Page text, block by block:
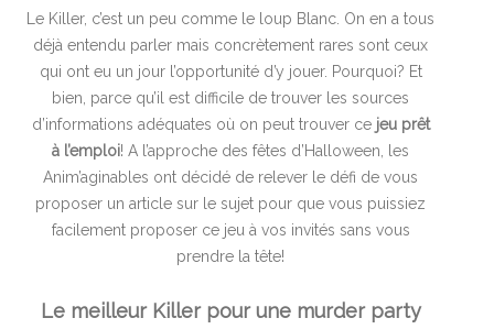
Le Killer, c’est un peu comme le loup Blanc. On en a tous
déjà entendu parler mais concrètement rares sont ceux
qui ont eu un jour l’opportunité d’y jouer. Pourquoi? Et
bien, parce qu’il est difficile de trouver les sources
d’informations adéquates où on peut trouver ce jeu prêt
à l’emploi! A l’approche des fêtes d’Halloween, les
Anim’aginables ont décidé de relever le défi de vous
proposer un article sur le sujet pour que vous puissiez
facilement proposer ce jeu à vos invités sans vous
prendre la tête!
Le meilleur Killer pour une murder party